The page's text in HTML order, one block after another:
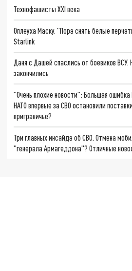
Технофашисты XXI века
Оплеуха Маску. "Пора снять белые
Starlink
Даня с Дашей спаслись от боевиков
закончились
"Очень плохие новости": Большая
НАТО впервые за СВО остановили
приграничье?
Три главных инсайда об СВО. Отмена
"генерала Армагеддона"? Отличные